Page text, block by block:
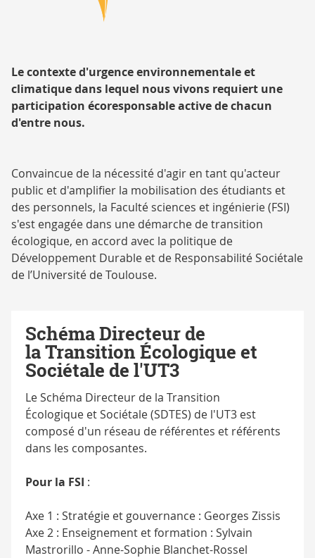
Le contexte d'urgence environnementale et
climatique dans lequel nous vivons requiert une
participation écoresponsable active de chacun
d'entre nous.
Convaincue de la nécessité d'agir en tant qu'acteur
public et d'amplifier la mobilisation des étudiants et
des personnels, la Faculté sciences et ingénierie (FSI)
s'est engagée dans une démarche de transition
écologique, en accord avec la politique de
Développement Durable et de Responsabilité Sociétale
de l’Université de Toulouse.
Schéma Directeur de
la Transition Écologique et
Sociétale de l'UT3
Le Schéma Directeur de la Transition
Écologique et Sociétale (SDTES) de l'UT3 est
composé d'un réseau de référentes et référents
dans les composantes.
Pour la FSI :
Axe 1 : Stratégie et gouvernance : Georges Zissis
Axe 2 : Enseignement et formation : Sylvain
Mastrorillo - Anne-Sophie Blanchet-Rossel